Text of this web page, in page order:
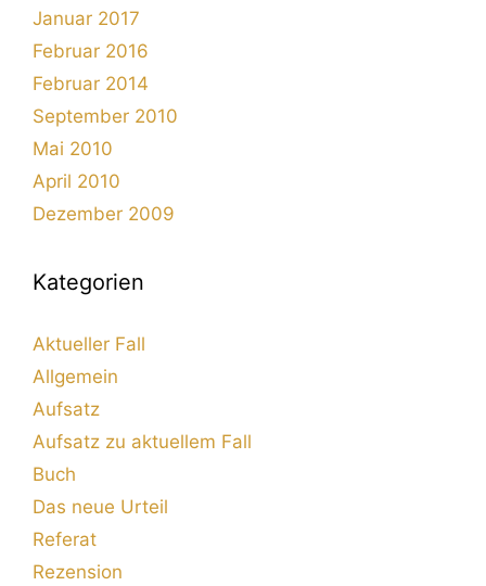
Januar 2017
Februar 2016
Februar 2014
September 2010
Mai 2010
April 2010
Dezember 2009
Kategorien
Aktueller Fall
Allgemein
Aufsatz
Aufsatz zu aktuellem Fall
Buch
Das neue Urteil
Referat
Rezension